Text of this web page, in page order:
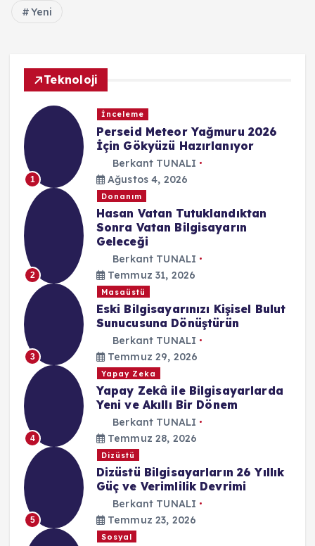
Yeni
Teknoloji
1
İnceleme
Perseid Meteor Yağmuru 2026
İçin Gökyüzü Hazırlanıyor
Berkant TUNALI
Ağustos 4, 2026
2
Donanım
Hasan Vatan Tutuklandıktan
Sonra Vatan Bilgisayarın
Geleceği
Berkant TUNALI
Temmuz 31, 2026
3
Masaüstü
Eski Bilgisayarınızı Kişisel Bulut
Sunucusuna Dönüştürün
Berkant TUNALI
Temmuz 29, 2026
4
Yapay Zeka
Yapay Zekâ ile Bilgisayarlarda
Yeni ve Akıllı Bir Dönem
Berkant TUNALI
Temmuz 28, 2026
5
Dizüstü
Dizüstü Bilgisayarların 26 Yıllık
Güç ve Verimlilik Devrimi
Berkant TUNALI
Temmuz 23, 2026
Sosyal